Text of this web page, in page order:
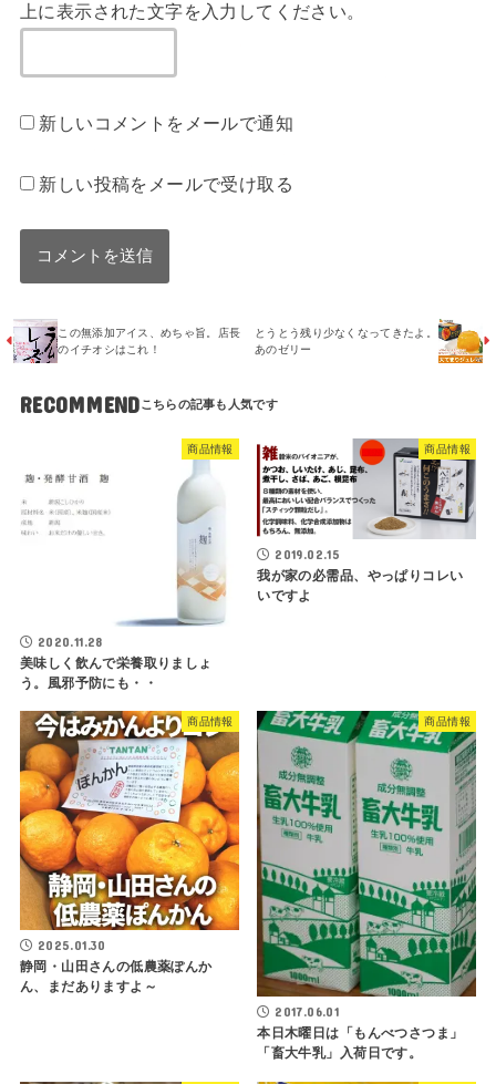
上に表示された文字を入力してください。
新しいコメントをメールで通知
新しい投稿をメールで受け取る
この無添加アイス、めちゃ旨。店長
のイチオシはこれ！
とうとう残り少なくなってきたよ。
あのゼリー
RECOMMEND
商品情報
2020.11.28
美味しく飲んで栄養取りましょ
う。風邪予防にも・・
商品情報
2019.02.15
我が家の必需品、やっぱりコレい
いですよ
商品情報
2025.01.30
静岡・山田さんの低農薬ぽんか
ん、まだありますよ～
商品情報
2017.06.01
本日木曜日は「もんべつさつま」
「畜大牛乳」入荷日です。